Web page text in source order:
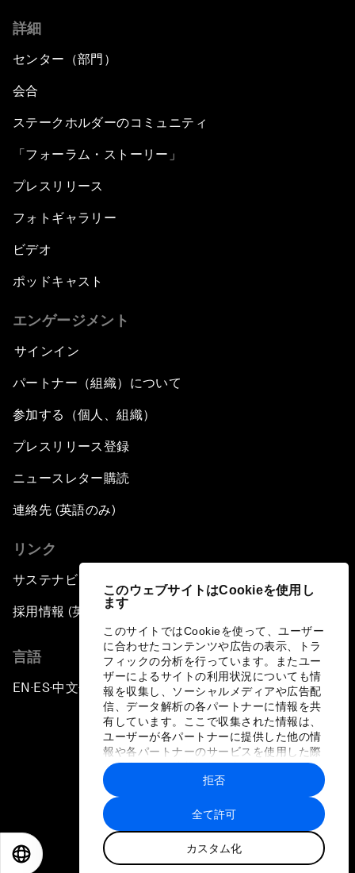
このウェブサイトはCookieを使用し
ます
このサイトではCookieを使って、ユーザー
に合わせたコンテンツや広告の表示、トラ
フィックの分析を行っています。またユー
ザーによるサイトの利用状況についても情
報を収集し、ソーシャルメディアや広告配
信、データ解析の各パートナーに情報を共
有しています。ここで収集された情報は、
ユーザーが各パートナーに提供した他の情
報や各パートナーのサービスを使用した際
に収集された情報と組み合わされ、各パー
トナーによって使用されることがありま
す。
全て許可
カスタム化
拒否
詳細
センター（部門）
会合
ステークホルダーのコミュニティ
「フォーラム・ストーリー」
プレスリリース
フォトギャラリー
ビデオ
ポッドキャスト
エンゲージメント
サインイン
パートナー（組織）について
参加する（個人、組織）
プレスリリース登録
ニュースレター購読
連絡先 (英語のみ)
リンク
サステナビリティへの取り組み
採用情報 (英語のみ)
言語
EN ▪ES▪中文▪ 日本語
プライバシーポリシーと利用規約
サイトマップ
©
世界経済フォーラム